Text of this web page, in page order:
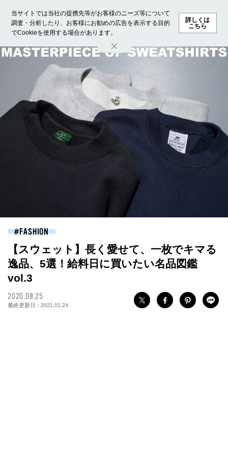
当サイトでは当社の提携先等がお客様のニーズ等について
調査・分析したり、お客様にお勧めの広告を表示する目的
でCookieを使用する場合があります。
詳しくは
こちら
ホーム モデル募集 ランキング ファッション ビューテ
FASHION
【スウェット】長く愛せて、一枚でキマる
逸品、5選！給料日に買いたい名品図鑑
vol.3
2020.08.25
最終更新日 : 2021.01.24